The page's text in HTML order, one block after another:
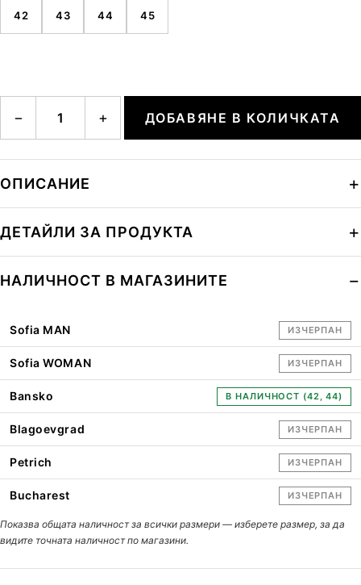
42 43 44 45
− + ДОБАВЯНЕ В КОЛИЧКАТА
ОПИСАНИЕ
ДЕТАЙЛИ ЗА ПРОДУКТА
НАЛИЧНОСТ В МАГАЗИНИТЕ
Sofia MAN ИЗЧЕРПАН
Sofia WOMAN ИЗЧЕРПАН
Bansko В НАЛИЧНОСТ (42, 44)
Blagoevgrad ИЗЧЕРПАН
Petrich ИЗЧЕРПАН
Bucharest ИЗЧЕРПАН
Показва общата наличност за всички размери — изберете размер, за да
видите точната наличност по магазини.